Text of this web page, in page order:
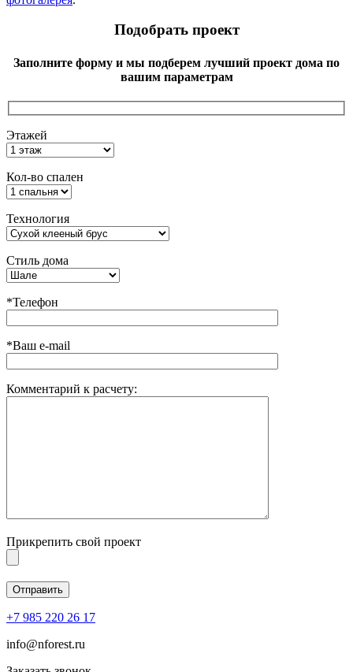
Подобрать проект
Заполните форму и мы подберем лучший проект дома по
вашим параметрам
Этажей
Кол-во спален
Технология
Стиль дома
*Телефон
*Ваш e-mail
Комментарий к расчету:
Прикрепить свой проект
+7 985 220 26 17
info@nforest.ru